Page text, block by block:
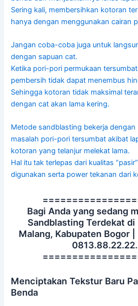
Sering kali, membersihkan kotoran
hanya dengan menggunakan cairan
Jangan coba-coba juga untuk
dengan sapuan cat.
Ketika pori-pori permukaan
pembersih tidak dapat menembus
Sehingga kotoran tidak maksimal
dengan cat akan lama kering.
Metode sandblasting bekerja
masalah pori-pori tersumbat akibat
kotoran yang telanjur melekat lama.
Hal itu tak terlepas dari kualitas
digunakan serta power tekanan dari
Bagi Anda yang sedang
Sandblasting Terdekat di
Malang, Kabupaten Bogor
Menciptakan Tekstur Baru
Benda